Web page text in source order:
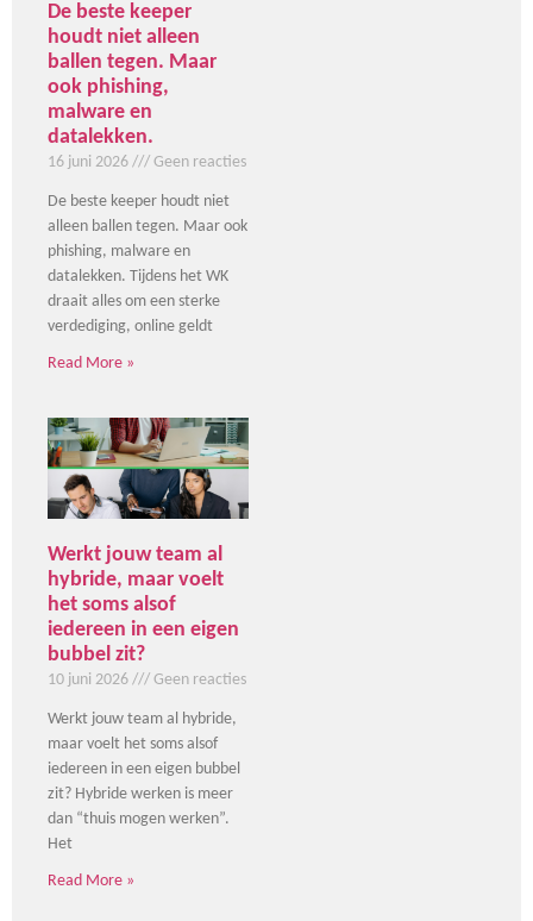
De beste keeper
houdt niet alleen
ballen tegen. Maar
ook phishing,
malware en
datalekken.
16 juni 2026 Geen reacties
De beste keeper houdt niet
alleen ballen tegen. Maar ook
phishing, malware en
datalekken. Tijdens het WK
draait alles om een sterke
verdediging, online geldt
Read More »
Werkt jouw team al
hybride, maar voelt
het soms alsof
iedereen in een eigen
bubbel zit?
10 juni 2026 Geen reacties
Werkt jouw team al hybride,
maar voelt het soms alsof
iedereen in een eigen bubbel
zit? Hybride werken is meer
dan “thuis mogen werken”.
Het
Read More »